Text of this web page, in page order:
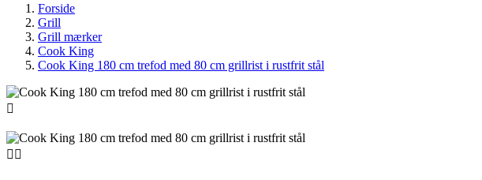
Forside
Grill
Grill mærker
Cook King
Cook King 180 cm trefod med 80 cm grillrist i rustfrit stål

 